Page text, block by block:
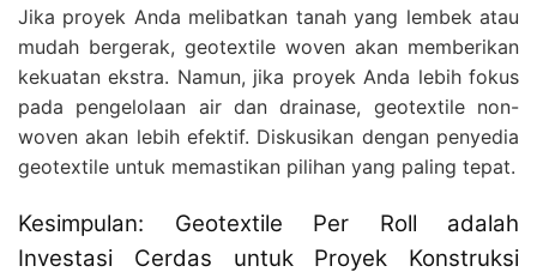
Jika proyek Anda melibatkan tanah yang lembek atau
mudah bergerak, geotextile woven akan memberikan
kekuatan ekstra. Namun, jika proyek Anda lebih fokus
pada pengelolaan air dan drainase, geotextile non-
woven akan lebih efektif. Diskusikan dengan penyedia
geotextile untuk memastikan pilihan yang paling tepat.
Kesimpulan: Geotextile Per Roll adalah
Investasi Cerdas untuk Proyek Konstruksi